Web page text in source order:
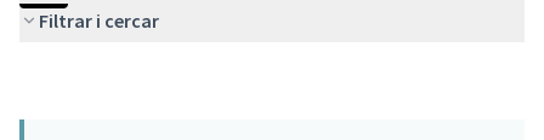
Filtrar i cercar